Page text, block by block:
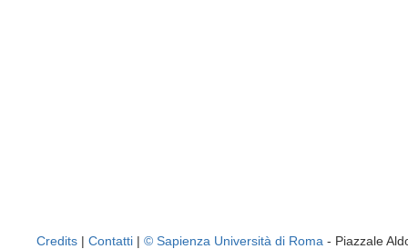
Credits | Contatti | © Sapienza Università di Roma - Piazzale